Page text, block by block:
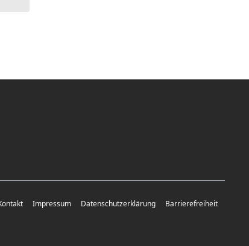
Impressum Datenschutzerklärung Barrierefreiheit